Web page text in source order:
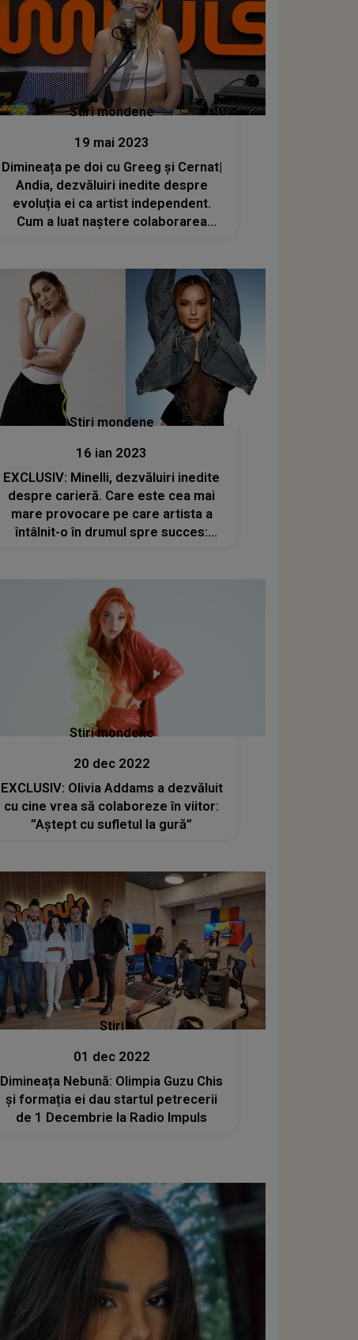
Stiri mondene
19 mai 2023
Dimineața pe doi cu Greeg și Cernat|
Andia, dezvăluiri inedite despre
evoluția ei ca artist independent.
Cum a luat naștere colaborarea
Stiri mondene
16 ian 2023
EXCLUSIV: Minelli, dezvăluiri inedite
despre carieră. Care este cea mai
mare provocare pe care artista a
întâlnit-o în drumul spre succes:
Stiri mondene
20 dec 2022
EXCLUSIV: Olivia Addams a dezvăluit
cu cine vrea să colaboreze în viitor:
”Aștept cu sufletul la gură”
Stiri
01 dec 2022
Dimineața Nebună: Olimpia Guzu Chis
și formația ei dau startul petrecerii
de 1 Decembrie la Radio Impuls